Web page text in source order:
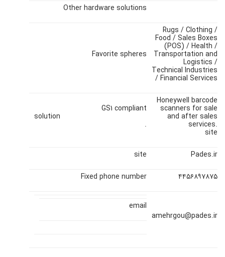
Other hardware solutions
Favorite spheres
Rugs / Clothing /
Food / Sales Boxes
(POS) / Health /
Transportation and
Logistics /
Technical Industries
/ Financial Services
GS1 compliant
solution
.
Honeywell barcode
scanners for sale
and after sales
services.
site
site
Pades.ir
Fixed phone number
۴۴۵۶۸۹۷۸۷۵
email
amehrgou@pades.ir